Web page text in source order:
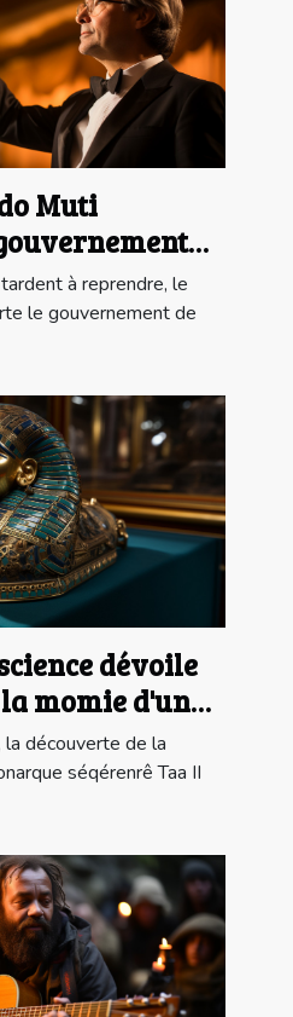
Muti
des salles
à reprendre, le
le gouvernement de
dévoile
momie d'un
découverte de la
séqérenrê Taa II